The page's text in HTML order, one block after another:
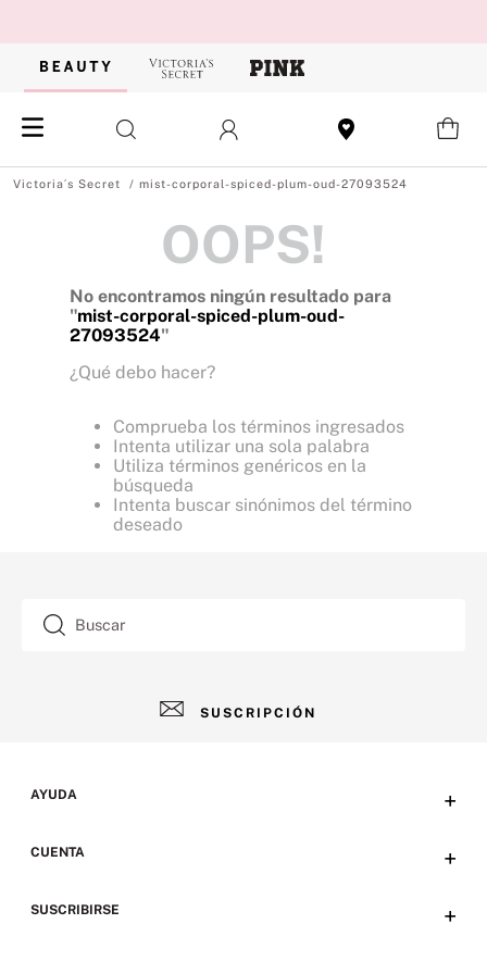
mist-corporal-spiced-plum-oud-27093524
OOPS!
No encontramos ningún resultado para
"mist-corporal-spiced-plum-oud-
27093524"
¿Qué debo hacer?
Comprueba los términos ingresados
Intenta utilizar una sola palabra
Utiliza términos genéricos en la
búsqueda
Intenta buscar sinónimos del término
deseado
Buscar
SUSCRIPCIÓN
AYUDA +
Preguntas frecuentes
CUENTA +
SUSCRIBIRSE +